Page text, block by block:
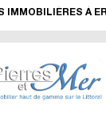
IMMOBILIÈRES À